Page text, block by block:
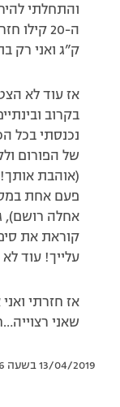
והתחלתי
ק”ג ואני רק בת
אז עוד לא
בקרוב
נכנסתי בכל
של הפורום
(אוהבת
פעם אחת
אחלה רושם),
קוראת את
עלייך! עוד
אז חזרתי
שאני
13/04/2019 בשעה 13:56